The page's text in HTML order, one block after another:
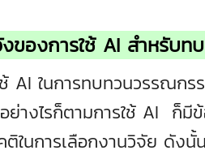
งของการใช้ AI สำหรับ
AI ในการทบทวนวรรณกร
างไรก็ตามการใช้ AI ก็มีข้
ติในการเลือกงานวิจัย ดังนั้